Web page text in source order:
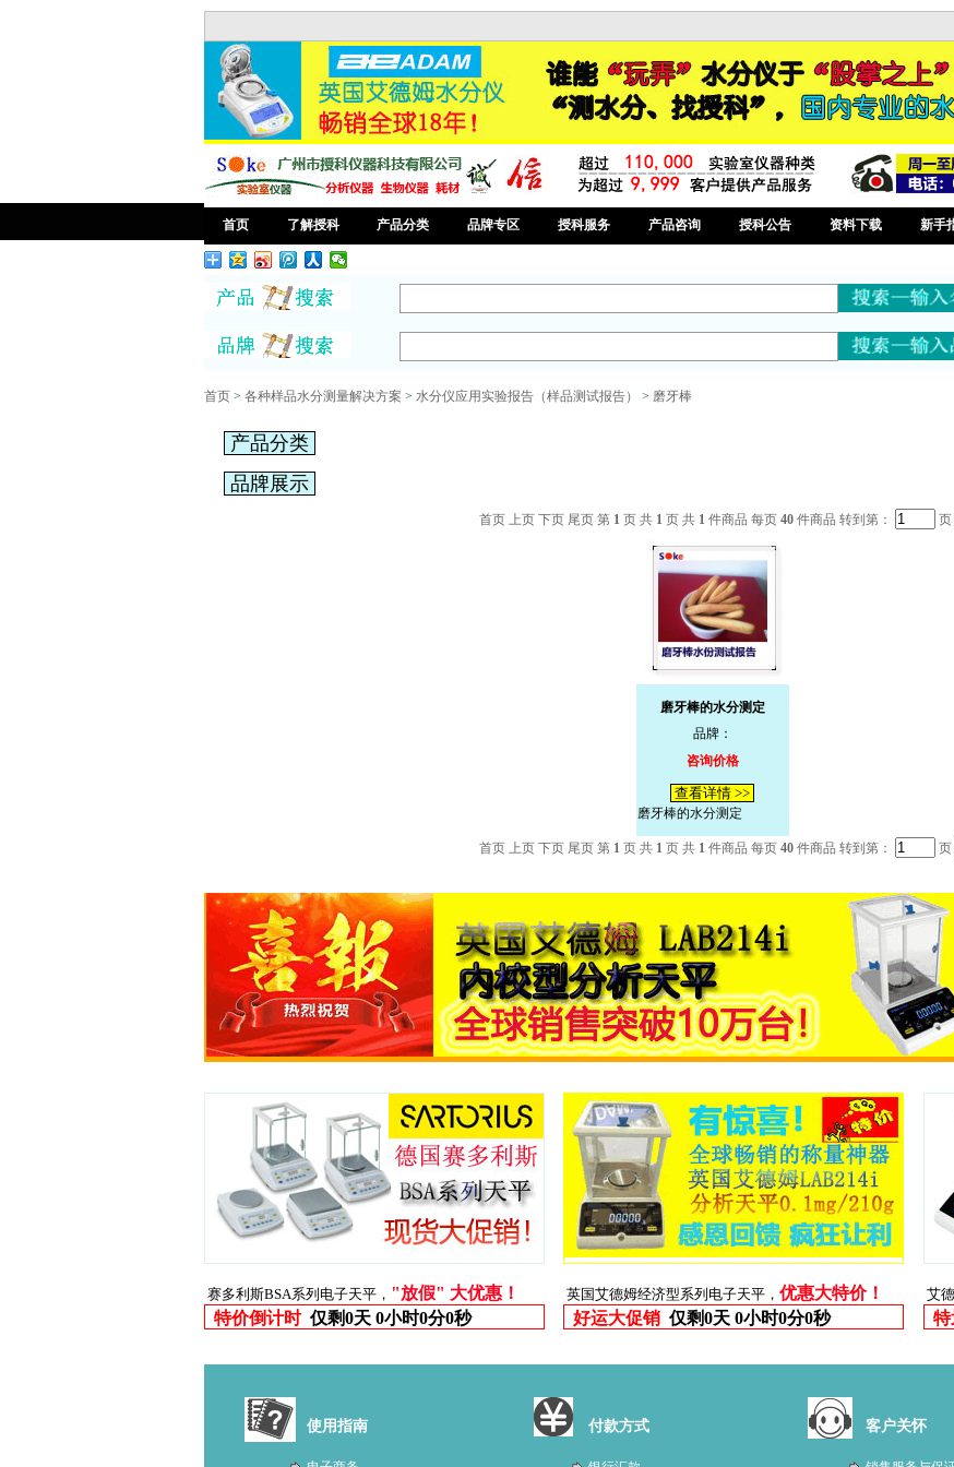
首页 了解授科 产品分类 品牌专区 授科服务 产品咨询 授科公告 资料下载 新手
首页> 各种样品水分测量解决方案 > 水分仪应用实验报告（样品测试报告） > 磨牙棒
产品分类
品牌展示
首页 上页 下页 尾页 第 1 页 共 1 页 共 1 件商品 每页 40 件商品 转到第： 页
磨牙棒的水分测定
品牌：
咨询价格
查看详情 >>
磨牙棒的水分测定
首页 上页 下页 尾页 第 1 页 共 1 页 共 1 件商品 每页 40 件商品 转到第： 页
赛多利斯BSA系列电子天平， "放假" 大优惠！
特价倒计时 仅剩0天 0小时0分0秒
英国艾德姆经济型系列电子天平， 优惠大特价！
好运大促销 仅剩0天 0小时0分0秒
艾
特
使用指南 付款方式 客户关怀